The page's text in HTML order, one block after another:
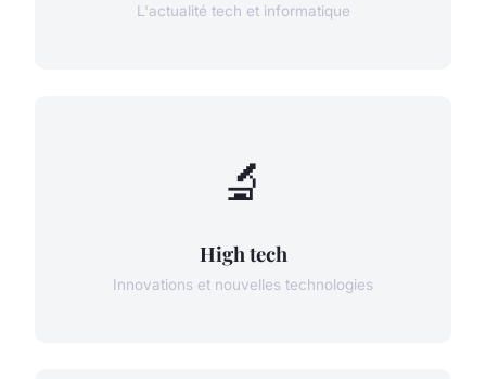
L'actualité tech et informatique
🔬
High tech
Innovations et nouvelles technologies